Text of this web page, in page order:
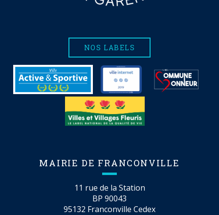
NOS LABELS
MAIRIE DE FRANCONVILLE
11 rue de la Station
BP 90043
95132 Franconville Cedex